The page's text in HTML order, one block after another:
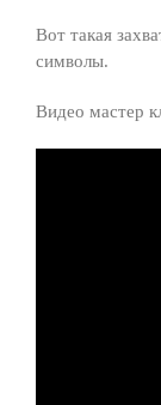
Вот такая
символы.
Видео мастер